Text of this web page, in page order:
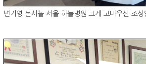
변기영 몬시뇰 서울 하늘병원 크게 고마우신